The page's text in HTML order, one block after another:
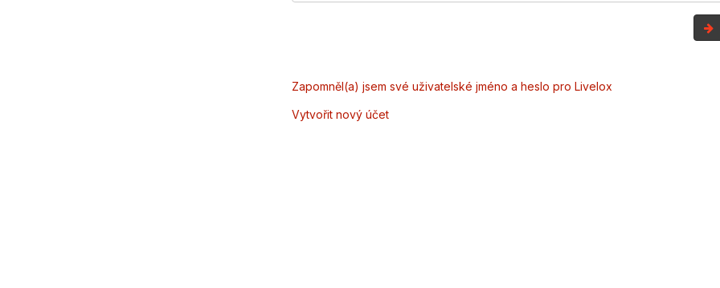
Zapomněl(a) jsem své uživatelské jméno a heslo pro Livelox
Vytvořit nový účet